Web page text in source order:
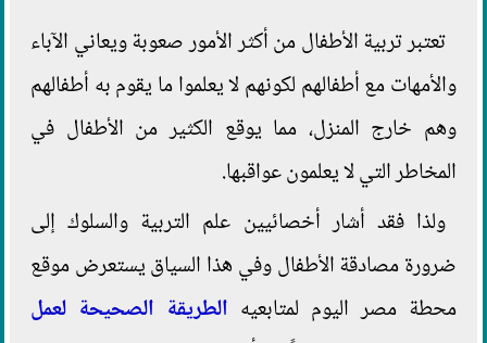
تعتبر تربية الأطفال من أكثر الأمور صعوبة ويعاني الآباء
والأمهات مع أطفالهم لكونهم لا يعلموا ما يقوم به أطفالهم
وهم خارج المنزل، مما يوقع الكثير من الأطفال في
المخاطر التي لا يعلمون عواقبها.
ولذا فقد أشار أخصائيين علم التربية والسلوك إلى
ضرورة مصادقة الأطفال وفي هذا السياق يستعرض موقع
محطة مصر اليوم لمتابعيه الطريقة الصحيحة لعمل